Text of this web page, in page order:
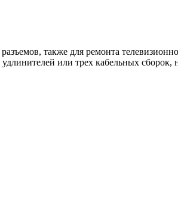
также для ремонта
или трех кабельных